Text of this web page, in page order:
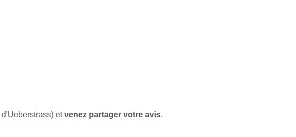
etvenez partager votre avis.